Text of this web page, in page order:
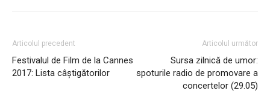
Articolul precedent
Festivalul de Film de la Cannes
2017: Lista câștigătorilor
Articolul următor
Sursa zilnică de umor:
spoturile radio de promovare a
concertelor (29.05)